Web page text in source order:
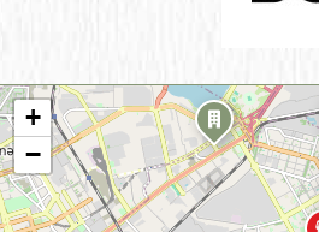
+
−